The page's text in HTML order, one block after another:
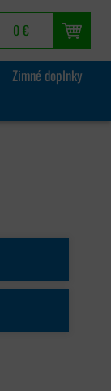
0 €
Zimné doplnky